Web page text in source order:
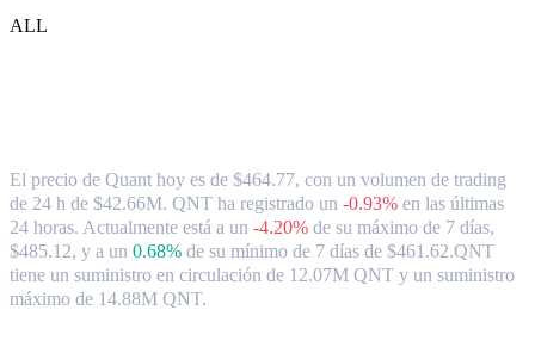
ALL
El precio de Quant hoy es de $464.77, con un volumen de trading
de 24 h de $42.66M. QNT ha registrado un -0.93% en las últimas
24 horas. Actualmente está a un -4.20% de su máximo de 7 días,
$485.12, y a un 0.68% de su mínimo de 7 días de $461.62.QNT
tiene un suministro en circulación de 12.07M QNT y un suministro
máximo de 14.88M QNT.